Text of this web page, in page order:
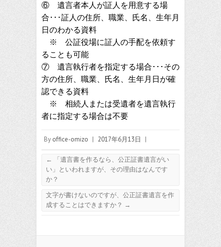
⑥ 遺言者本人が証人を用意する場
合･･･証人の住所、職業、氏名、生年月
日のわかる資料
※ 公証役場に証人の手配を依頼す
ることも可能
⑦ 遺言執行者を指定する場合･･･その
方の住所、職業、氏名、生年月日が確
認できる資料
※ 相続人または受遺者を遺言執行
者に指定する場合は不要
By office-omizo | 2017年6月13日 |
←
「遺言書を作るなら、公正証書遺言がい
い」といわれますが、その理由はなんです
か？
文字が書けないのですが、公正証書遺言を作
成することはできますか？ →